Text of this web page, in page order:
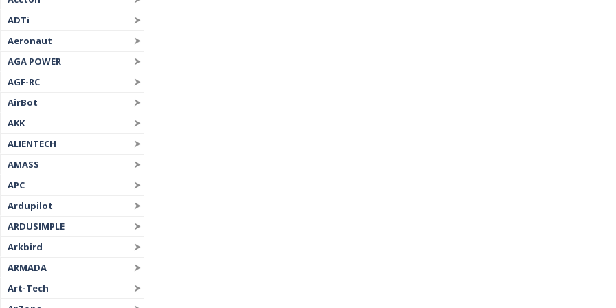
ADTi
Aeronaut
AGA POWER
AGF-RC
AirBot
AKK
ALIENTECH
AMASS
APC
Ardupilot
ARDUSIMPLE
Arkbird
ARMADA
Art-Tech